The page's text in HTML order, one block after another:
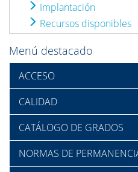
Implantación
Recursos disponibles
Menú destacado
ACCESO
CALIDAD
CATÁLOGO DE GRADOS
NORMAS DE